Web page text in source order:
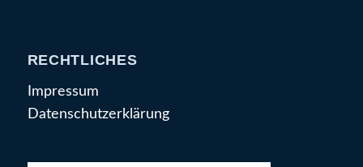
RECHTLICHES
Impressum
Datenschutzerklärung